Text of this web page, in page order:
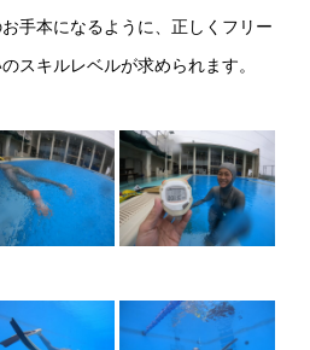
手本になるように、正しくフリー
スキルレベルが求められます。